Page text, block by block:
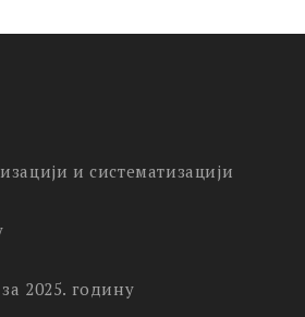
и систематизацији
2025. годину